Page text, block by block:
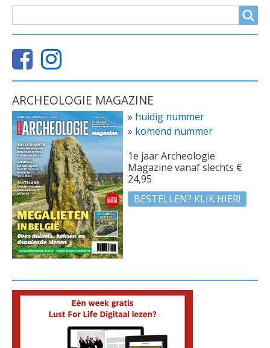
ARCHEOLOGIE MAGAZINE
» huidig nummer
» komend nummer
1e jaar Archeologie
Magazine vanaf slechts €
24,95
BESTELLEN? KLIK HIER!